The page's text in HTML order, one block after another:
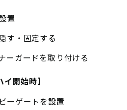
置
す・固定する
ーガードを取り付ける
開始時】
ーゲートを設置